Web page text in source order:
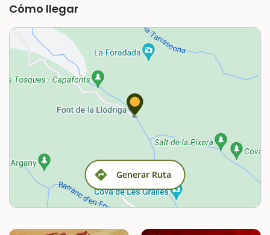
Cómo llegar
Generar Ruta